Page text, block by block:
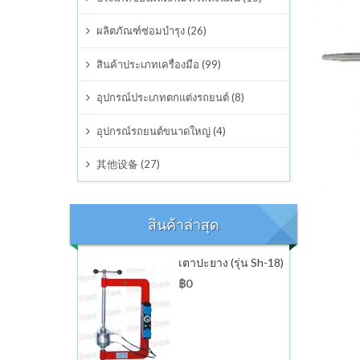
อุปกรณ์ต่างๆ
อุปกรณ์ประเภทตกแต่งรถยนต์
อุปกรณ์รถยนต์ขนาดใหญ่
ผลิตภัณฑ์ซ่อมบำรุง (26)
สินค้าประเภทเครื่องมือ (99)
อุปกรณ์ประเภทตกแต่งรถยนต์ (8)
อุปกรณ์รถยนต์ขนาดใหญ่ (4)
其他设备 (27)
สินค้าล่าสุด
เตาปะยาง (รุ่น Sh-18)
฿0